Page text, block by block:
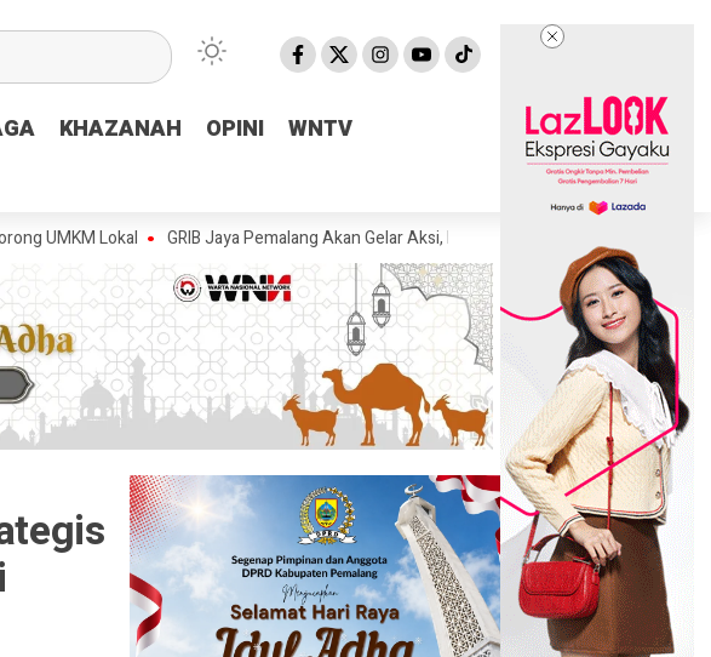
KHAZANAH OPINI
WNTV
KHAZANAH OPINI
WNTV
GRIB Jaya Pemalang Akan Gelar Aksi, Desak KPK Tuntaskan Dugaan Korupsi di